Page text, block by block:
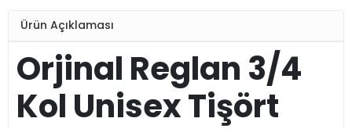
Ürün Açıklaması
Orjinal Reglan 3/4
Kol Unisex Tişört